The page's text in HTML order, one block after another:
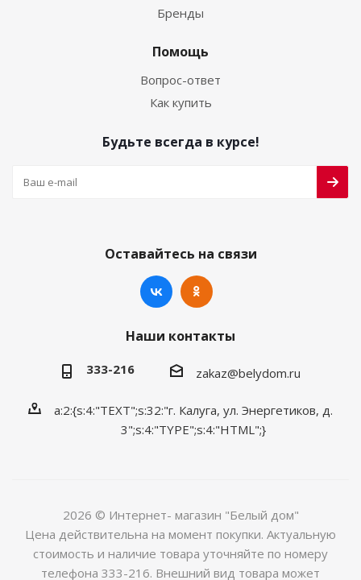
Бренды
Помощь
Вопрос-ответ
Как купить
Будьте всегда в курсе!
Оставайтесь на связи
Наши контакты
333-216 zakaz@belydom.ru
a:2:{s:4:"TEXT";s:32:"г. Калуга, ул. Энергетиков, д.
3";s:4:"TYPE";s:4:"HTML";}
2026 © Интернет- магазин "Белый дом"
Цена действительна на момент покупки. Актуальную
стоимость и наличие товара уточняйте по номеру
телефона 333-216. Внешний вид товара может